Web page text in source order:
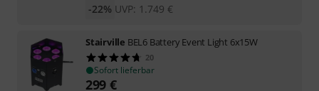
UVP: 1.749 €
-22%
Stairville BEL6 Battery Event Light 6x15W
20
Sofort lieferbar
299 €